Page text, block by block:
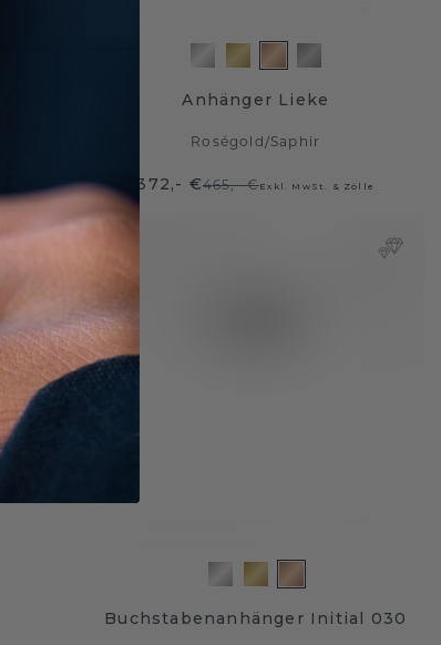
Anhänger Lieke
Roségold /Saphir
372,- €465,- €Exkl. MwSt. & Zölle
Buchstabenanhänger Initial 030